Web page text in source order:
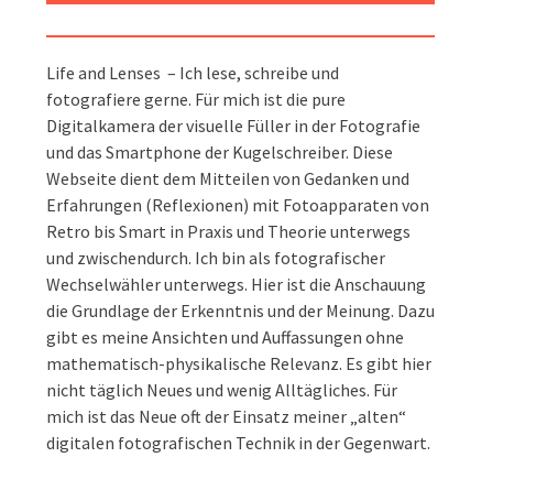
Life and Lenses – Ich lese, schreibe und
fotografiere gerne. Für mich ist die pure
Digitalkamera der visuelle Füller in der Fotografie
und das Smartphone der Kugelschreiber. Diese
Webseite dient dem Mitteilen von Gedanken und
Erfahrungen (Reflexionen) mit Fotoapparaten von
Retro bis Smart in Praxis und Theorie unterwegs
und zwischendurch. Ich bin als fotografischer
Wechselwähler unterwegs. Hier ist die Anschauung
die Grundlage der Erkenntnis und der Meinung. Dazu
gibt es meine Ansichten und Auffassungen ohne
mathematisch-physikalische Relevanz. Es gibt hier
nicht täglich Neues und wenig Alltägliches. Für
mich ist das Neue oft der Einsatz meiner „alten“
digitalen fotografischen Technik in der Gegenwart.